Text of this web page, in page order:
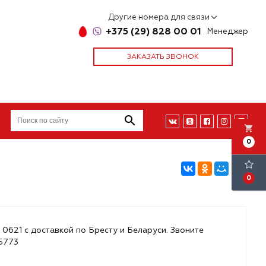
Другие номера для связи
+375 (29) 828 00 01 Менеджер
ЗАКАЗАТЬ ЗВОНОК
local_grocery_store
0
0
с доставкой по Бресту и Беларуси. Звоните